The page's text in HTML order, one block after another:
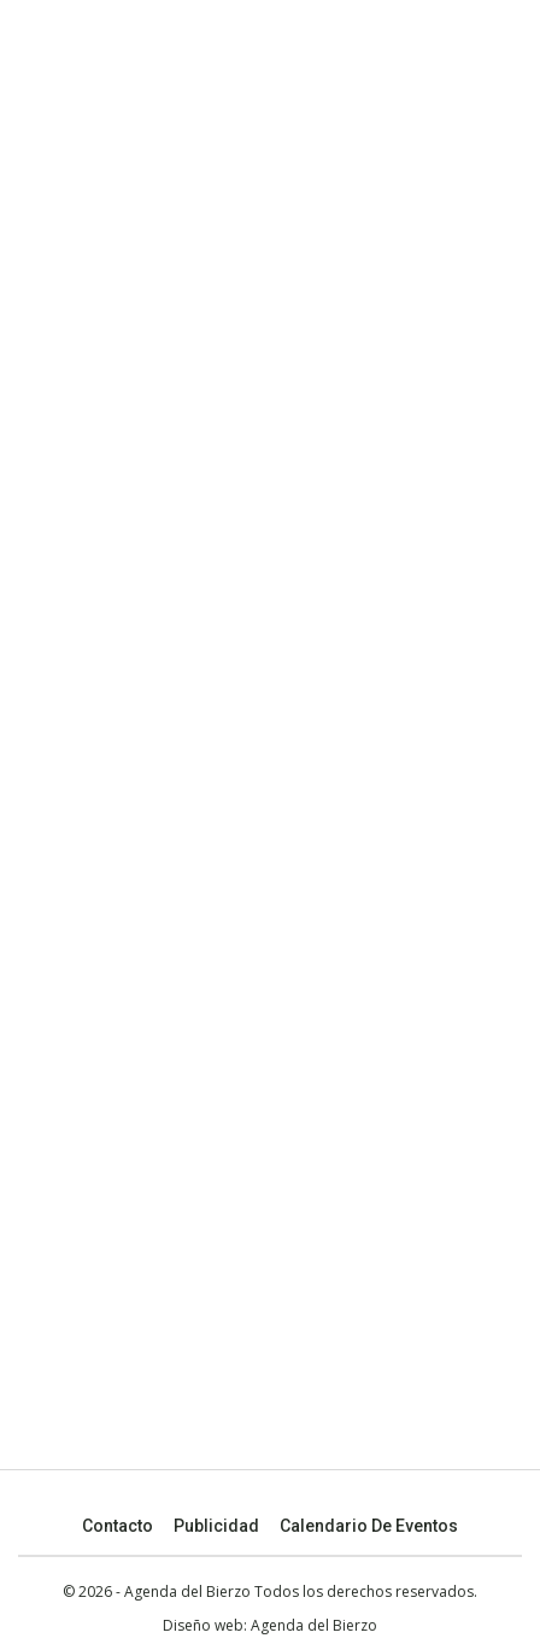
Contacto Publicidad Calendario De Eventos
© 2026 - Agenda del Bierzo Todos los derechos reservados.
Diseño web: Agenda del Bierzo